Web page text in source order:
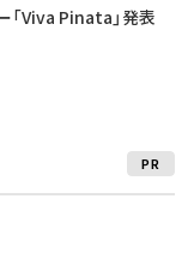
Viva Pinata」発表
PR